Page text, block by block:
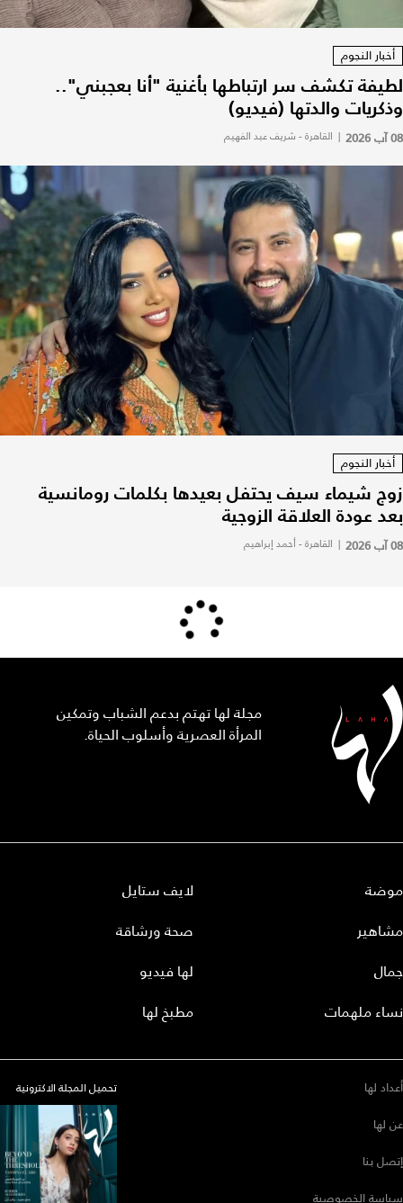
أخبار النجوم
لطيفة تكشف سر ارتباطها بأغنية "أنا بعجبني"..
وذكريات والدتها (فيديو)
08 آب 2026 | القاهرة - شريف عبد الفهيم
أخبار النجوم
زوج شيماء سيف يحتفل بعيدها بكلمات رومانسية
بعد عودة العلاقة الزوجية
08 آب 2026 | القاهرة - أحمد إبراهيم
مجلة لها تهتم بدعم الشباب وتمكين
المرأة العصرية وأسلوب الحياة.
موضة
مشاهير
جمال
نساء ملهمات
لايف ستايل
صحة ورشاقة
لها فيديو
مطبخ لها
أعداد لها
عن لها
إتصل بنا
سياسة الخصوصية
تحميل المجلة الاكترونية